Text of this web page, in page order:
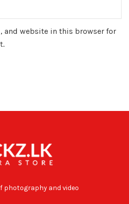
and website in this browser for
photography and video